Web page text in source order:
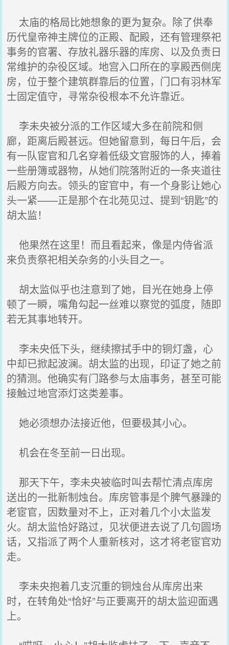
太庙的格局比她想象的更为复杂。除了供奉
历代皇帝神主牌位的正殿、配殿，还有管理祭祀
事务的官署、存放礼器乐器的库房、以及负责日
常维护的杂役区域。地宫入口所在的享殿西侧庑
房，位于整个建筑群靠后的位置，门口有羽林军
士固定值守，寻常杂役根本不允许靠近。
李未央被分派的工作区域大多在前院和侧
廊，距离后殿甚远。但她留意到，每日午后，会
有一队宦官和几名穿着低级文官服饰的人，捧着
一些册簿或器物，从她们院落附近的一条夹道往
后殿方向去。领头的宦官中，有一个身影让她心
头一紧——正是那个在北苑见过、提到“钥匙”的
胡太监！
他果然在这里！而且看起来，像是内侍省派
来负责祭祀相关杂务的小头目之一。
胡太监似乎也注意到了她，目光在她身上停
顿了一瞬，嘴角勾起一丝难以察觉的弧度，随即
若无其事地转开。
李未央低下头，继续擦拭手中的铜灯盏，心
中却已掀起波澜。胡太监的出现，印证了她之前
的猜测。他确实有门路参与太庙事务，甚至可能
接触过地宫添灯这类差事。
她必须想办法接近他，但要极其小心。
机会在冬至前一日出现。
那天下午，李未央被临时叫去帮忙清点库房
送出的一批新制烛台。库房管事是个脾气暴躁的
老宦官，因数量对不上，正对着几个小太监发
火。胡太监恰好路过，见状便进去说了几句圆场
话，又指派了两个人重新核对，这才将老宦官劝
走。
李未央抱着几支沉重的铜烛台从库房出来
时，在转角处“恰好”与正要离开的胡太监迎面遇
上。